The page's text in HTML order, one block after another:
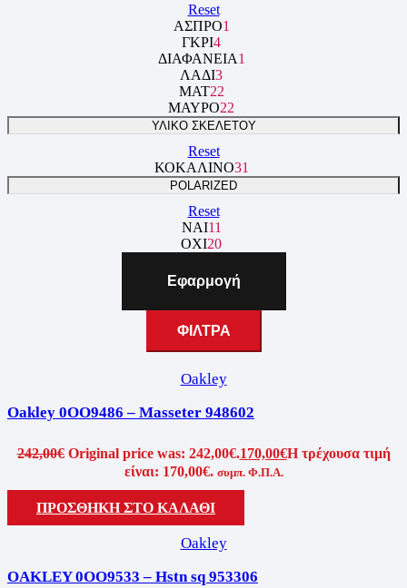
Reset
ΑΣΠΡΟ1
ΓΚΡΙ4
ΔΙΑΦΆΝΕΙΑ1
ΛΑΔΙ3
ΜΑΤ22
ΜΑΎΡΟ22
ΥΛΙΚΟ ΣΚΕΛΕΤΟΥ
Reset
ΚΟΚΆΛΙΝΟ31
POLARIZED
Reset
ΝΑΙ11
ΌΧΙ20
Εφαρμογή
ΦΙΛΤΡΑ
Oakley
Oakley 0OO9486 – Masseter 948602
242,00€ Original price was: 242,00€.170,00€Η τρέχουσα τιμή
είναι: 170,00€. συμπ. Φ.Π.Α.
ΠΡΟΣΘΉΚΗ ΣΤΟ ΚΑΛΆΘΙ
Oakley
OAKLEY 0OO9533 – Hstn sq 953306